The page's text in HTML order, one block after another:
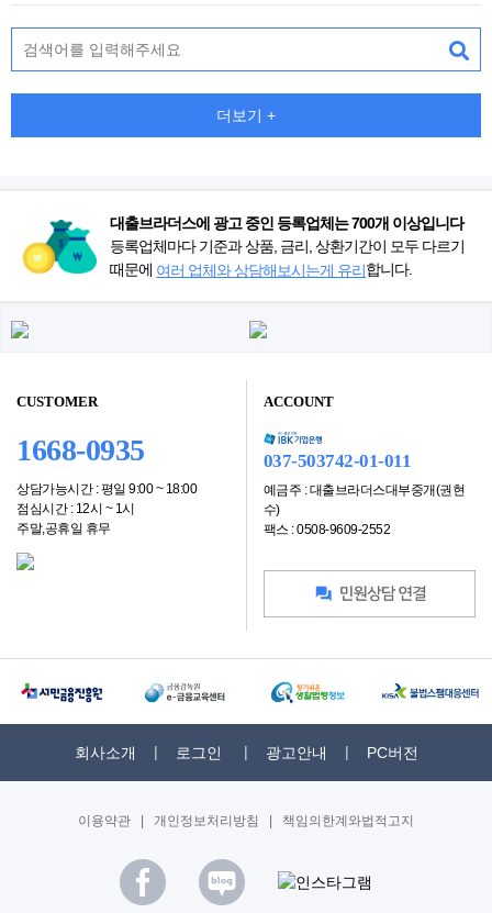
더보기 +
대출브라더스에 광고 중인 등록업체는 700개 이상입니다
등록업체마다 기준과 상품, 금리, 상환기간이 모두 다르기
때문에 여러 업체와 상담해보시는게 유리합니다.
CUSTOMER
1668-0935
상담가능시간 : 평일 9:00 ~ 18:00
점심시간 : 12시 ~ 1시
주말,공휴일 휴무
ACCOUNT
037-503742-01-011
예금주 : 대출브라더스대부중개(권현
수)
팩스 : 0508-9609-2552
회사소개 로그인 광고안내 PC버전
이용약관 개인정보처리방침 책임의한계와법적고지